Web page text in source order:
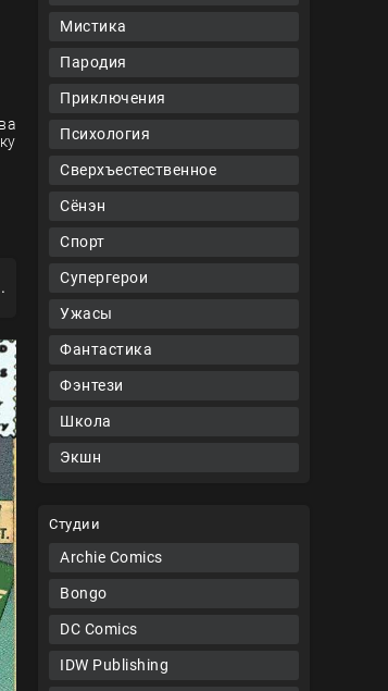
Мистика
Пародия
Приключения
Психология
Сверхъестественное
Сёнэн
Спорт
Супергерои
Ужасы
Фантастика
Фэнтези
Школа
Экшн
Студии
Archie Comics
Bongo
DC Comics
IDW Publishing